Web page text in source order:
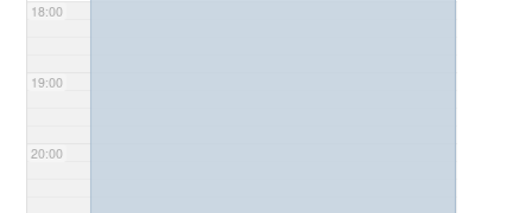
18:00
19:00
20:00